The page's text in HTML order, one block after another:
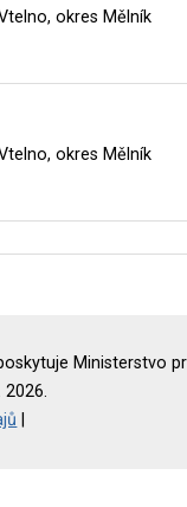
okres Mělník
okres Mělník
Ministerstvo